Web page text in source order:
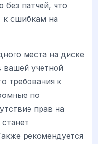
без патчей, что
к ошибкам на
места на диске
вашей учетной
требования к
по
прав на
рекомендуется